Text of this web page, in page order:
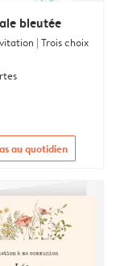
bleutée
| Trois choix
au quotidien